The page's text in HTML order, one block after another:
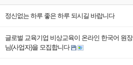
정신없는 하루 좋은 하루 되시길 바랍니다
글로벌 교육기업 비상교육이 온라인 한국어 원장
님(사업자)을 모집합니다